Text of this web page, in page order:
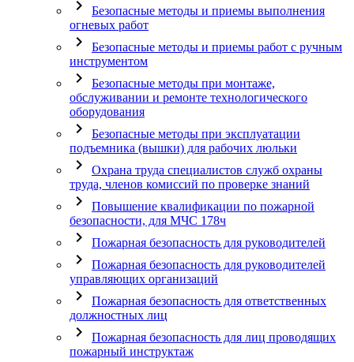
chevron_right
Безопасные методы и приемы выполнения
огневых работ
chevron_right
Безопасные методы и приемы работ с ручным
инструментом
chevron_right
Безопасные методы при монтаже,
обслуживании и ремонте технологического
оборудования
chevron_right
Безопасные методы при эксплуатации
подъемника (вышки) для рабочих люльки
chevron_right
Охрана труда специалистов служб охраны
труда, членов комиссий по проверке знаний
chevron_right
Повышение квалификации по пожарной
безопасности, для МЧС 178ч
chevron_right Пожарная безопасность для руководителей
chevron_right
Пожарная безопасность для руководителей
управляющих организаций
chevron_right
Пожарная безопасность для ответственных
должностных лиц
chevron_right
Пожарная безопасность для лиц проводящих
пожарный инструктаж